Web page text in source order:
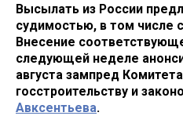
Высылать из России
судимостью, в том числе
Внесение
следующей неделе
августа зампред
госстроительству и
Авксентьева.